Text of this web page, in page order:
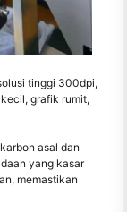
tinggi 300dpi,
grafik rumit,
asal dan
yang kasar
memastikan